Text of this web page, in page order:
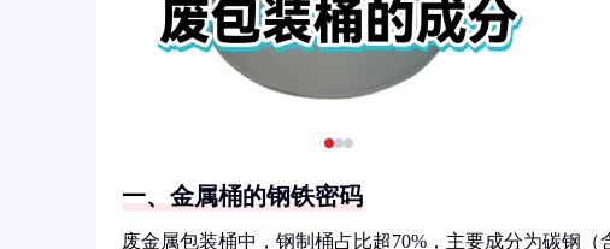
一、金属桶的钢铁密码
废金属包装桶中，钢制桶占比超70%，主要成分为碳钢